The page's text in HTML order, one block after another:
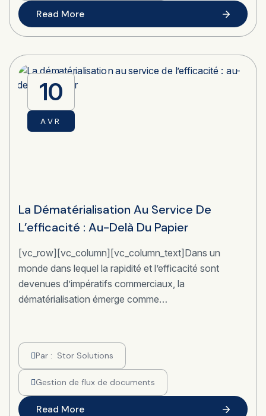
Read More
10
AVR
La Dématérialisation Au Service De
L’efficacité : Au-Delà Du Papier
[vc_row][vc_column][vc_column_text]Dans un
monde dans lequel la rapidité et l’efficacité sont
devenues d’impératifs commerciaux, la
dématérialisation émerge comme…
Par : Stor Solutions
Gestion de flux de documents
Read More